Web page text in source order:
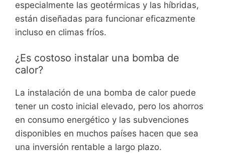
especialmente las geotérmicas y las híbridas,
están diseñadas para funcionar eficazmente
incluso en climas fríos.
¿Es costoso instalar una bomba de
calor?
La instalación de una bomba de calor puede
tener un costo inicial elevado, pero los ahorros
en consumo energético y las subvenciones
disponibles en muchos países hacen que sea
una inversión rentable a largo plazo.